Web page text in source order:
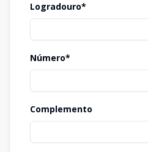
Logradouro*
Número*
Complemento